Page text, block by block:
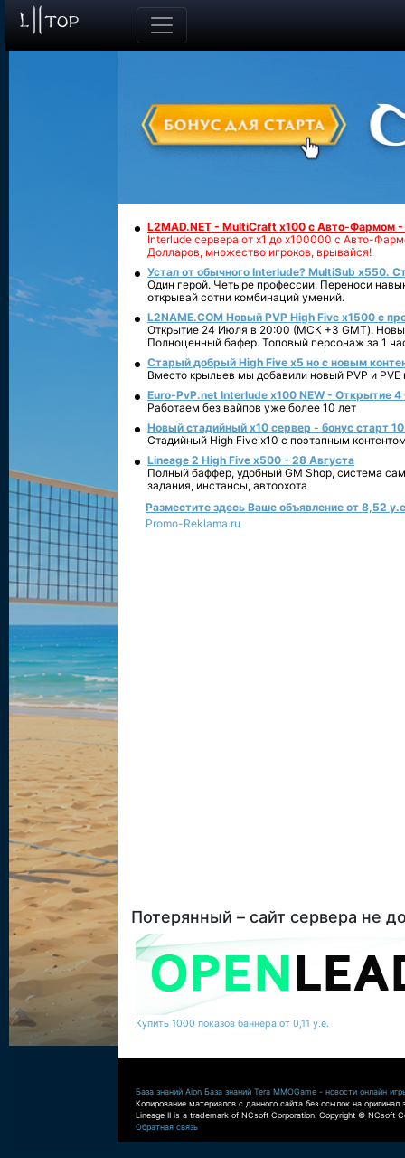
L2MAD.NET - MultiCraft x100 с Авто-Фармом
Interlude сервера от х1 до х100000 с Авто-
Долларов, множество игроков, врывайся!
Устал от обычного Interlude? MultiSub x550.
Один герой. Четыре профессии. Переноси
открывай сотни комбинаций умений.
L2NAME.COM Новый PVP High Five x1500 с
Открытие 24 Июля в 20:00 (МСК +3 GMT).
Полноценный бафер. Топовый персонаж за 1
Старый добрый High Five x5 но с новым
Вместо крыльев мы добавили новый PVP и PVE
Euro-PvP.net Interlude х100 NEW - Открытие 4
Работаем без вайпов уже более 10 лет
Новый стадийный х10 сервер - бонус старт
Стадийный High Five x10 с поэтапным
Lineage 2 High Five x500 - 28 Августа
Полный баффер, удобный GM Shop, система
задания, инстансы, автоохота
Разместите здесь Ваше объявление от 8,52
Promo-Reklama.ru
Потерянный – сайт сервера не
Купить 1000 показов баннера от 0,11 у.е.
База знаний Aion База знаний Tera MMOGame - новости онлайн
Копирование материалов с данного сайта без ссылок на оригинал
Lineage II is a trademark of NCsoft Corporation. Copyright © NCsoft
Обратная связь